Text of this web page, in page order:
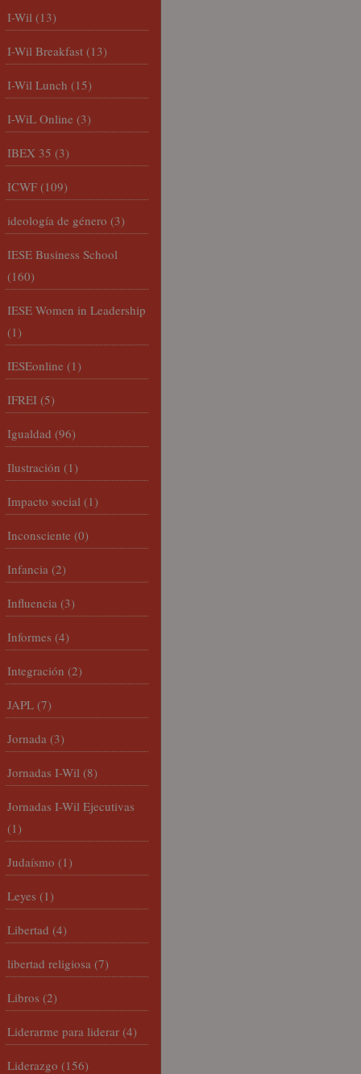
I-Wil (13)
I-Wil Breakfast (13)
I-Wil Lunch (15)
I-WiL Online (3)
IBEX 35 (3)
ICWF (109)
ideología de género (3)
IESE Business School
(160)
IESE Women in Leadership
(1)
IESEonline (1)
IFREI (5)
Igualdad (96)
Ilustración (1)
Impacto social (1)
Inconsciente (0)
Infancia (2)
Influencia (3)
Informes (4)
Integración (2)
JAPL (7)
Jornada (3)
Jornadas I-Wil (8)
Jornadas I-Wil Ejecutivas
(1)
Judaísmo (1)
Leyes (1)
Libertad (4)
libertad religiosa (7)
Libros (2)
Liderarme para liderar (4)
Liderazgo (156)